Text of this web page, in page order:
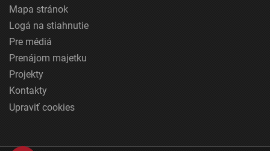
Mapa stránok
Logá na stiahnutie
Pre médiá
Prenájom majetku
Projekty
Kontakty
Upraviť cookies